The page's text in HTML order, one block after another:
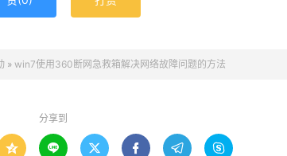
» win7使用360断网急救箱解决网络故障问题的方法
分享到
     